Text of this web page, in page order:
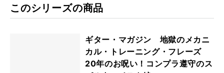
このシリーズの商品
ギター・マガジン 地獄のメカニ
カル・トレーニング・フレーズ
20年のお呪い！コンプラ遵守のス